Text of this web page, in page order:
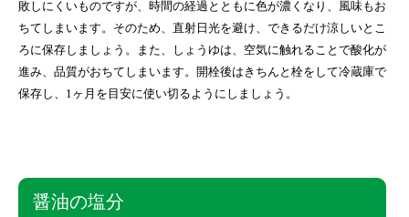
敗しにくいものですが、時間の経過とともに色が濃くなり、風味もお
ちてしまいます。そのため、直射日光を避け、できるだけ涼しいとこ
ろに保存しましょう。また、しょうゆは、空気に触れることで酸化が
進み、品質がおちてしまいます。開栓後はきちんと栓をして冷蔵庫で
保存し、1ヶ月を目安に使い切るようにしましょう。
醤油の塩分
お問合わせ
公式オンラインショップはこちら